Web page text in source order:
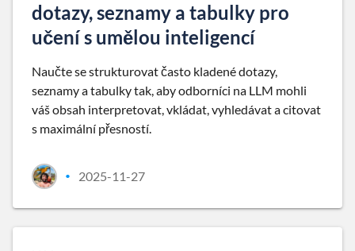
dotazy, seznamy a tabulky pro
učení s umělou inteligencí
Naučte se strukturovat často kladené dotazy,
seznamy a tabulky tak, aby odborníci na LLM mohli
váš obsah interpretovat, vkládat, vyhledávat a citovat
s maximální přesností.
• 2025-11-27